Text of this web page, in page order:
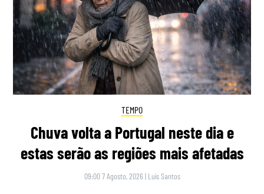
TEMPO
Chuva volta a Portugal neste dia e
estas serão as regiões mais afetadas
09:00 7 Agosto, 2026 | Luís Santos